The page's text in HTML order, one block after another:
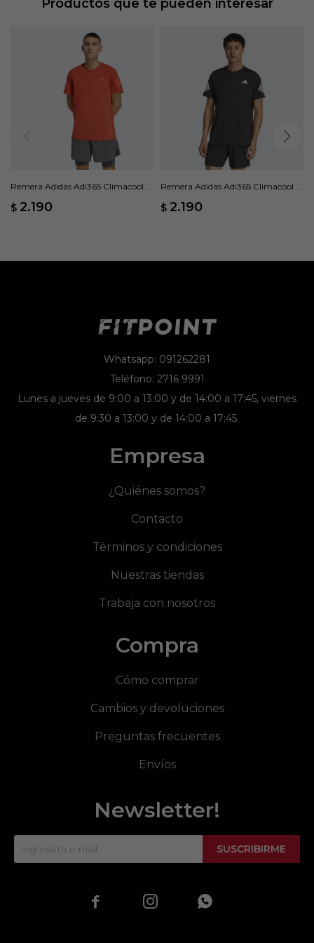
Productos que te pueden interesar
Remera Adidas Adi365 Climacool -
$ 2.190
Remera Adidas Adi365 Climacool -
$ 2.190
Whatsapp: 091262281
Teléfono: 2716 9991
Lunes a jueves de 9:00 a 13:00 y de 14:00 a 17:45, viernes
de 9:30 a 13:00 y de 14:00 a 17:45.
Empresa
¿Quiénes somos?
Contacto
Términos y condiciones
Nuestras tiendas
Trabaja con nosotros
Compra
Cómo comprar
Cambios y devoluciones
Preguntas frecuentes
Envíos
Newsletter!
SUSCRIBIRME
  